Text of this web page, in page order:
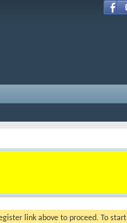
link above to proceed. To